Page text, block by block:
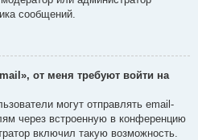
сообщений.
от меня требуют войти на
могут отправлять email-
через встроенную в конференцию
включил такую возможность.